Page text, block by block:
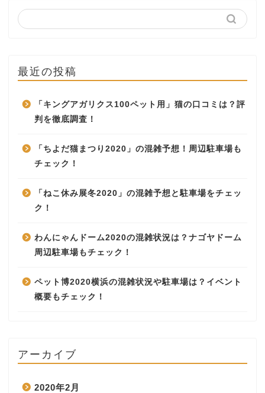
最近の投稿
「キングアガリクス100ペット用」猫の口コミは？評
判を徹底調査！
「ちよだ猫まつり2020」の混雑予想！周辺駐車場も
チェック！
「ねこ休み展冬2020」の混雑予想と駐車場をチェッ
ク！
わんにゃんドーム2020の混雑状況は？ナゴヤドーム
周辺駐車場もチェック！
ペット博2020横浜の混雑状況や駐車場は？イベント
概要もチェック！
アーカイブ
2020年2月